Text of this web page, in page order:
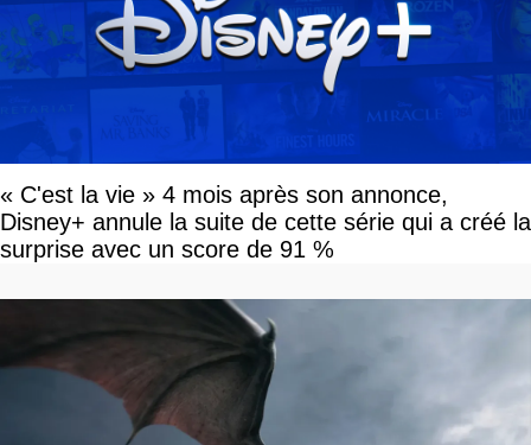
« C'est la vie » 4 mois après son annonce,
Disney+ annule la suite de cette série qui a créé la
surprise avec un score de 91 %